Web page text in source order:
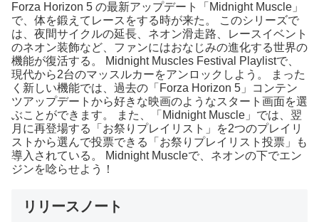
Forza Horizon 5 の最新アップデート「Midnight Muscle」
で、体を鍛えてレースをする時が来た。 このシリーズで
は、夜間サイクルの延長、ネオン滑走路、レースイベント
のネオン装飾など、ファンにはおなじみの進化する世界の
機能が復活する。 Midnight Muscles Festival Playlistで、
現代から2台のマッスルカーをアンロックしよう。 まった
く新しい機能では、過去の「Forza Horizon 5」コンテン
ツアップデートから好きな映画のようなスタート画面を選
ぶことができます。 また、「Midnight Muscle」では、翌
月に再登場する「お祭りプレイリスト」を2つのプレイリ
ストから選んで投票できる「お祭りプレイリスト投票」も
導入されている。 Midnight Muscleで、ネオンの下でエン
ジンを唸らせよう！
リリースノート